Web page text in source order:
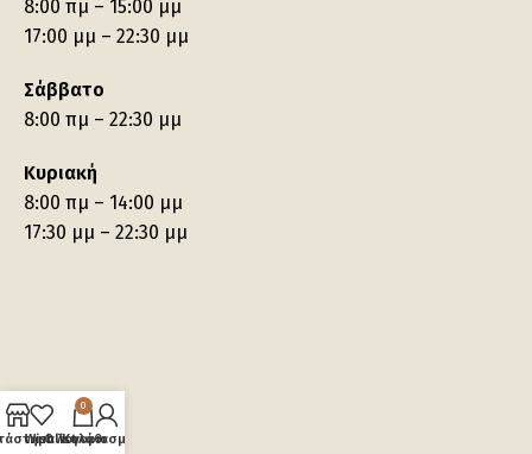
8:00 πμ – 15:00 μμ
17:00 μμ – 22:30 μμ
Σάββατο
8:00 πμ – 22:30 μμ
Κυριακή
8:00 πμ – 14:00 μμ
17:30 μμ – 22:30 μμ
Wishlist
0
Καλάθι
Ο λογαριασμός μου